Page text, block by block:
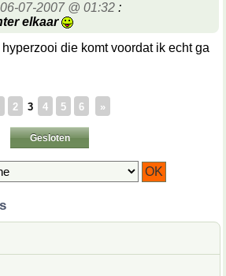
06-07-2007 @ 01:32 :
elkaar
die komt voordat ik echt ga
2 3 4 5 6 »
Gesloten